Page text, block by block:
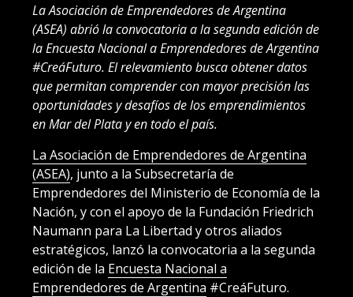
La Asociación de Emprendedores de Argentina
(ASEA) abrió la convocatoria a la segunda edición de
la Encuesta Nacional a Emprendedores de Argentina
#CreáFuturo. El relevamiento busca obtener datos
que permitan comprender con mayor precisión las
oportunidades y desafíos de los emprendimientos
en Mar del Plata y en todo el país.
La Asociación de Emprendedores de Argentina
(ASEA), junto a la Subsecretaría de
Emprendedores del Ministerio de Economía de la
Nación, y con el apoyo de la Fundación Friedrich
Naumann para La Libertad y otros aliados
estratégicos, lanzó la convocatoria a la segunda
edición de la Encuesta Nacional a
Emprendedores de Argentina #CreáFuturo.